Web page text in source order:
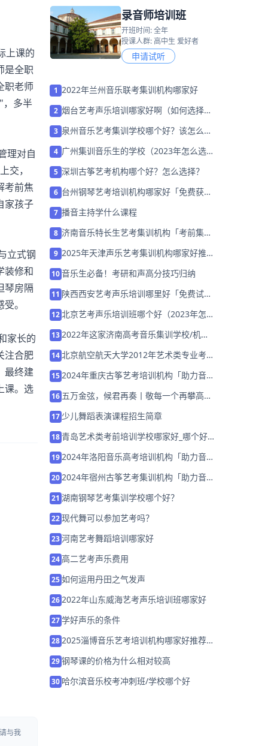
上课的
是全职
职老师
，多半
理对自
交，
考前焦
家孩子
立式钢
装修和
琴房隔
。
家长的
注合肥
最终建
课。选
与我
录音师培训班
开班时间: 全年
授课人群: 高中生 爱好者
申请试听
1 2022年兰州音乐联考集训机构哪家好
2 烟台艺考声乐培训哪家好啊（如何选择机
3 泉州音乐艺考集训学校哪个好？该怎么选
4 广州集训音乐生的学校（2023年怎么选择
5 深圳古筝艺考机构哪个好？怎么选择？
6 台州钢琴艺考培训机构哪家好「免费获取
7 播音主持学什么课程
8 济南音乐特长生艺考集训机构「考前集训
9 2025年天津声乐艺考集训机构哪家好推荐
10音乐生必备！考研和声高分技巧归纳
11 陕西西安艺考声乐培训哪里好「免费试
12北京艺考声乐培训班哪个好（2023年怎么
132022年这家济南高考音乐集训学校/机构
14北京航空航天大学2012年艺术类专业考试
152024年重庆古筝艺考培训机构「助力音乐
16 五万金弦，候君再奏丨敬每一个再攀高峰
元！
17 少儿舞蹈表演课程招生简章
18青岛艺术类考前培训学校哪家好_哪个好_
192024年洛阳音乐高考培训机构「助力音乐
202024年宿州古筝艺考集训机构「助力音乐
21 湖南钢琴艺考集训学校哪个好？
22现代舞可以参加艺考吗？
23河南艺考舞蹈培训哪家好
24高二艺考声乐费用
25如何运用丹田之气发声
262022年山东威海艺考声乐培训班哪家好
27学好声乐的条件
282025淄博音乐艺考培训机构哪家好推荐
29钢琴课的价格为什么相对较高
30 哈尔滨音乐校考冲刺班/学校哪个好